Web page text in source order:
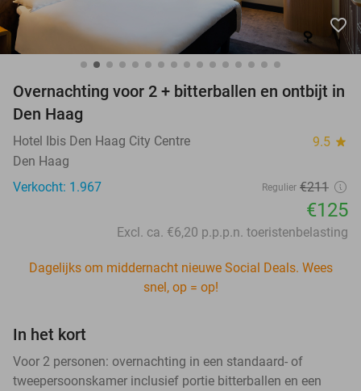
favorite_border
Overnachting voor 2 + bitterballen en ontbijt in
Den Haag
Hotel Ibis Den Haag City Centre 9.5 star
Den Haag
Verkocht: 1.967
Regulier €211
€125
Excl. ca. €6,20 p.p.p.n. toeristenbelasting
Dagelijks om middernacht nieuwe Social Deals. Wees
snel, op = op!
In het kort
Voor 2 personen: overnachting in een standaard- of
tweepersoonskamer inclusief portie bitterballen en een